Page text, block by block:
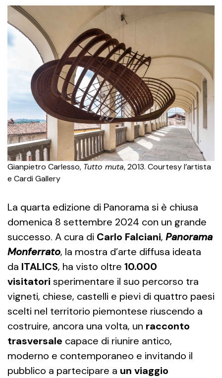
Gianpietro Carlesso, Tutto muta, 2013. Courtesy l’artista
e Cardi Gallery
La quarta edizione di Panorama si è chiusa
domenica 8 settembre 2024 con un grande
successo. A cura di Carlo Falciani, Panorama
Monferrato, la mostra d’arte diffusa ideata
da ITALICS, ha visto oltre 10.000
visitatori sperimentare il suo percorso tra
vigneti, chiese, castelli e pievi di quattro paesi
scelti nel territorio piemontese riuscendo a
costruire, ancora una volta, un racconto
trasversale capace di riunire antico,
moderno e contemporaneo e invitando il
pubblico a partecipare a un viaggio